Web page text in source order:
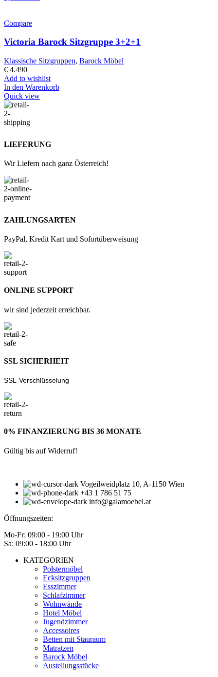
Compare
Victoria Barock Sitzgruppe 3+2+1
Klassische Sitzgruppen, Barock Möbel
€ 4.490
Add to wishlist
In den Warenkorb
Quick view
LIEFERUNG
Wir Liefern nach ganz Österreich!
ZAHLUNGSARTEN
PayPal, Kredit Kart und Sofortüberweisung
ONLINE SUPPORT
wir sind jederzeit erreichbar.
SSL SICHERHEIT
SSL-Verschlüsselung
0% FINANZIERUNG BIS 36 MONATE
Gültig bis auf Widerruf!
Vogeilweidplatz 10, A-1150 Wien
+43 1 786 51 75
info@galamoebel.at
Öffnungszeiten:
Mo-Fr: 09:00 - 19:00 Uhr
Sa: 09:00 - 18:00 Uhr
KATEGORIEN
Polstermöbel
Ecksitzgruppen
Esszimmer
Schlafzimmer
Wohnwände
Hotel Möbel
Jugendzimmer
Accessoires
Betten mit Stauraum
Matratzen
Barock Möbel
Austellungsstücke